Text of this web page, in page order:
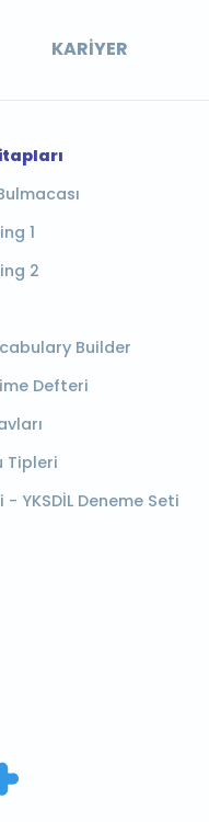
KARIYER
1
2
Builder
Defteri
Tipleri
- YKSDİL Deneme Seti